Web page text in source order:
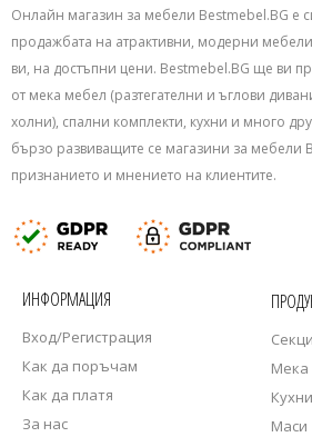
Онлайн магазин за мебели Bestmebel.BG е
продажбата на атрактивни, модерни
ви, на достъпни цени. Bestmebel.BG ще ви
от мека мебел (разтегателни и ъглови
холни), спални комплекти, кухни и много
бързо развиващите се магазини за мебели
признанието и мнението на клиентите.
ИНФОРМАЦИЯ
Вход/Регистрация
Как да поръчам
Как да платя
За нас
Мека
Кухни
Маси